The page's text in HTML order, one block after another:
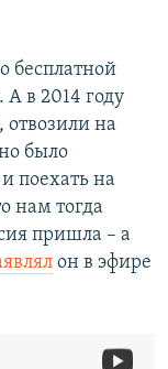
бесплатной
А в 2014 году
отвозили на
было
поехать на
нам тогда
пришла – а
он в эфире